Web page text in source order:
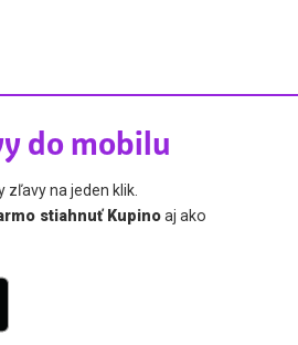
do mobilu
zľavy na jeden klik.
stiahnuť Kupinoaj ako